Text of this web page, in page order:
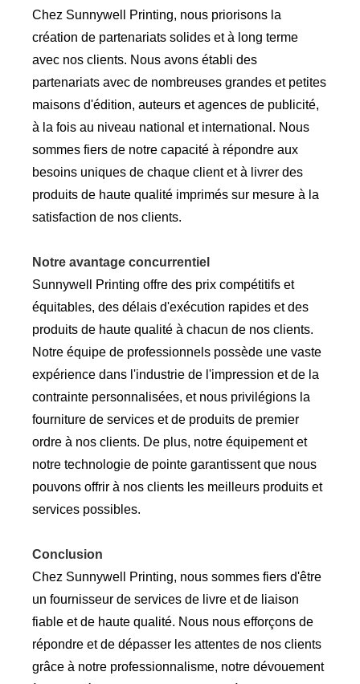
Chez Sunnywell Printing, nous priorisons la
création de partenariats solides et à long terme
avec nos clients. Nous avons établi des
partenariats avec de nombreuses grandes et petites
maisons d'édition, auteurs et agences de publicité,
à la fois au niveau national et international. Nous
sommes fiers de notre capacité à répondre aux
besoins uniques de chaque client et à livrer des
produits de haute qualité imprimés sur mesure à la
satisfaction de nos clients.
Notre avantage concurrentiel
Sunnywell Printing offre des prix compétitifs et
équitables, des délais d'exécution rapides et des
produits de haute qualité à chacun de nos clients.
Notre équipe de professionnels possède une vaste
expérience dans l'industrie de l'impression et de la
contrainte personnalisées, et nous privilégions la
fourniture de services et de produits de premier
ordre à nos clients. De plus, notre équipement et
notre technologie de pointe garantissent que nous
pouvons offrir à nos clients les meilleurs produits et
services possibles.
Conclusion
Chez Sunnywell Printing, nous sommes fiers d'être
un fournisseur de services de livre et de liaison
fiable et de haute qualité. Nous nous efforçons de
répondre et de dépasser les attentes de nos clients
grâce à notre professionnalisme, notre dévouement